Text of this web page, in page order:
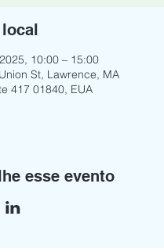
10:00 – 15:00
St, Lawrence, MA
417 01840, EUA
esse evento